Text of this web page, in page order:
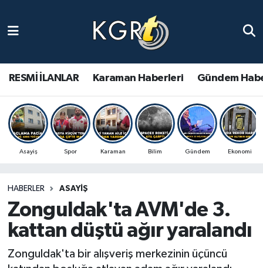
RESMİ İLANLAR Karaman Haberleri Gündem
Asayiş Spor Karaman Bilim Gündem Ekonomi
HABERLER ASAYIŞ
Zonguldak'ta AVM'de 3.
kattan düştü ağır yaralandı
Zonguldak'ta bir alışveriş merkezinin üçüncü
Gündem Haberleri
Güncel Haberler
Spor Haberleri
Ulusal Haberler
Vefat Edenler